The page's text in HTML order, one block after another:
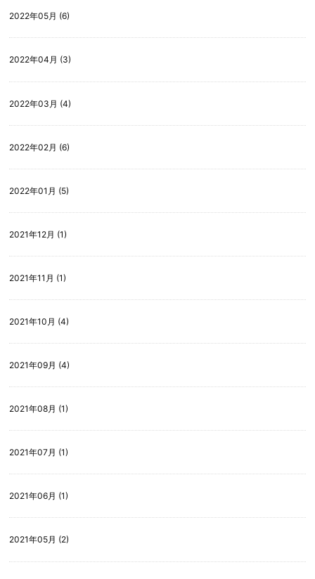
2022年05月 (6)
2022年04月 (3)
2022年03月 (4)
2022年02月 (6)
2022年01月 (5)
2021年12月 (1)
2021年11月 (1)
2021年10月 (4)
2021年09月 (4)
2021年08月 (1)
2021年07月 (1)
2021年06月 (1)
2021年05月 (2)